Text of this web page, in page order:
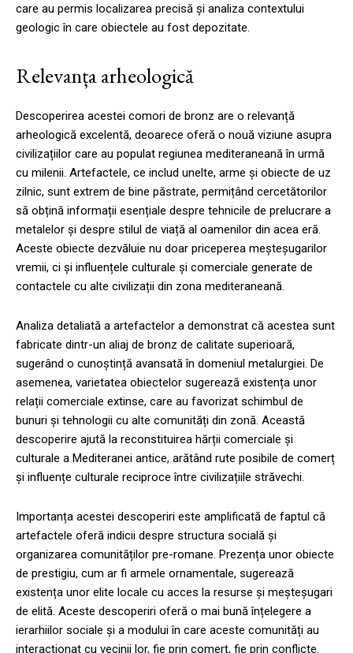
care au permis localizarea precisă și analiza contextului
geologic în care obiectele au fost depozitate.
Relevanța arheologică
Descoperirea acestei comori de bronz are o relevanță
arheologică excelentă, deoarece oferă o nouă viziune asupra
civilizațiilor care au populat regiunea mediteraneană în urmă
cu milenii. Artefactele, ce includ unelte, arme și obiecte de uz
zilnic, sunt extrem de bine păstrate, permițând cercetătorilor
să obțină informații esențiale despre tehnicile de prelucrare a
metalelor și despre stilul de viață al oamenilor din acea eră.
Aceste obiecte dezvăluie nu doar priceperea meșteșugarilor
vremii, ci și influențele culturale și comerciale generate de
contactele cu alte civilizații din zona mediteraneană.
Analiza detaliată a artefactelor a demonstrat că acestea sunt
fabricate dintr-un aliaj de bronz de calitate superioară,
sugerând o cunoștință avansată în domeniul metalurgiei. De
asemenea, varietatea obiectelor sugerează existența unor
relații comerciale extinse, care au favorizat schimbul de
bunuri și tehnologii cu alte comunități din zonă. Această
descoperire ajută la reconstituirea hărții comerciale și
culturale a Mediteranei antice, arătând rute posibile de comerț
și influențe culturale reciproce între civilizațiile străvechi.
Importanța acestei descoperiri este amplificată de faptul că
artefactele oferă indicii despre structura socială și
organizarea comunităților pre-romane. Prezența unor obiecte
de prestigiu, cum ar fi armele ornamentale, sugerează
existența unor elite locale cu acces la resurse și meșteșugari
de elită. Aceste descoperiri oferă o mai bună înțelegere a
ierarhiilor sociale și a modului în care aceste comunități au
interacționat cu vecinii lor, fie prin comerț, fie prin conflicte.